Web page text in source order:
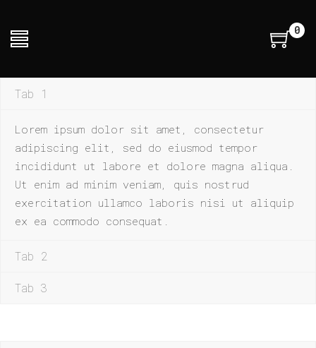
0
Tab 1
Lorem ipsum dolor sit amet, consectetur
adipiscing elit, sed do eiusmod tempor
incididunt ut labore et dolore magna aliqua.
Ut enim ad minim veniam, quis nostrud
exercitation ullamco laboris nisi ut aliquip
ex ea commodo consequat.
Tab 2
Tab 3